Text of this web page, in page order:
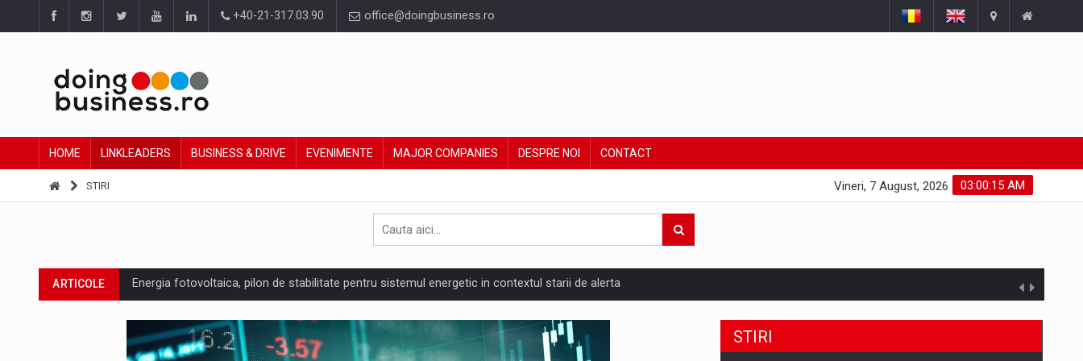
+40-21-317.03.90 office@doingbusiness.ro
HOME LINKLEADERS BUSINESS & DRIVE EVENIMENTE MAJOR COMPANIES DESPRE NOI CONTACT
STIRI 03:00:16 AM
Vineri, 7 August, 2026
ARTICOLE Energia fotovoltaica, pilon de stabilitate pentru sistemul energetic in contextul starii de alerta
Cum invatam sa spunem nu intr-o cultura care pedepseste granitele?
Ingredient Spotlight: What SKU Level Tracking Reveals About Bakuchiol's Evolution
STIRI